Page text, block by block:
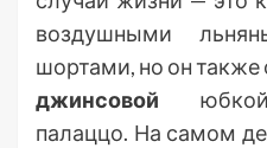
воздушными
шортами, но он также
джинсовой
палаццо. На самом